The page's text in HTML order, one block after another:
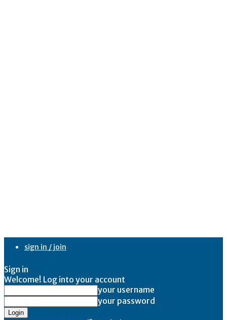
sign in / join
Sign in
Welcome! Log into your account
your username
your password